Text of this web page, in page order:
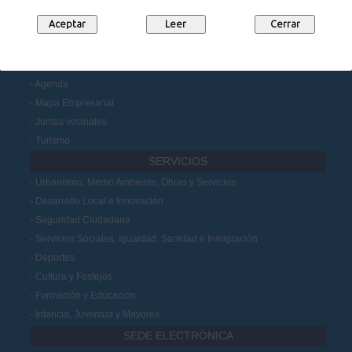
Participación Ciudadana
Agenda
Mapa Empresarial
Juntas vecinales
Turismo
SERVICIOS
Urbanismo, Medio Ambiente, Obras y Servicios
Desarrollo Local e Innovación
Seguridad Ciudadana
Servicios Sociales, Igualdad, Sanidad e Inmigración
Deportes
Cultura y Festejos
Formación y Educación
Infancia, Juventud y Mayores
SEDE ELECTRÓNICA